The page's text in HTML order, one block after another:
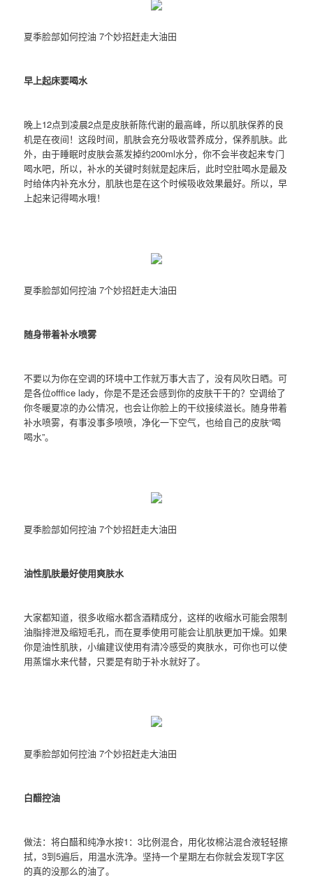
夏季脸部如何控油 7个妙招赶走大油田
早上起床要喝水
晚上12点到凌晨2点是皮肤新陈代谢的最高峰，所以肌肤保养的良
机是在夜间！这段时间，肌肤会充分吸收营养成分，保养肌肤。此
外，由于睡眠时皮肤会蒸发掉约200ml水分，你不会半夜起来专门
喝水吧，所以，补水的关键时刻就是起床后，此时空肚喝水是最及
时给体内补充水分，肌肤也是在这个时候吸收效果最好。所以，早
上起来记得喝水哦！
夏季脸部如何控油 7个妙招赶走大油田
随身带着补水喷雾
不要以为你在空调的环境中工作就万事大吉了，没有风吹日晒。可
是各位offfice lady，你是不是还会感到你的皮肤干干的？空调给了
你冬暖夏凉的办公情况，也会让你脸上的干纹接续滋长。随身带着
补水喷雾，有事没事多喷喷，净化一下空气，也给自己的皮肤“喝
喝水”。
夏季脸部如何控油 7个妙招赶走大油田
油性肌肤最好使用爽肤水
大家都知道，很多收缩水都含酒精成分，这样的收缩水可能会限制
油脂排泄及缩短毛孔，而在夏季使用可能会让肌肤更加干燥。如果
你是油性肌肤，小编建议使用有清冷感受的爽肤水，可你也可以使
用蒸馏水来代替，只要是有助于补水就好了。
夏季脸部如何控油 7个妙招赶走大油田
白醋控油
做法：将白醋和纯净水按1：3比例混合，用化妆棉沾混合液轻轻擦
拭，3到5遍后，用温水洗净。坚持一个星期左右你就会发现T字区
的真的没那么的油了。